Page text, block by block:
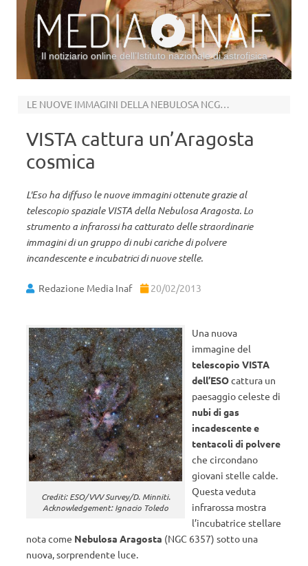
Il notiziario online dell’Istituto nazionale di astrofisica
LE NUOVE IMMAGINI DELLA NEBULOSA NCG 6357
VISTA cattura un’Aragosta
cosmica
L'Eso ha diffuso le nuove immagini ottenute grazie al
telescopio spaziale VISTA della Nebulosa Aragosta. Lo
strumento a infrarossi ha catturato delle straordinarie
immagini di un gruppo di nubi cariche di polvere
incandescente e incubatrici di nuove stelle.
Redazione Media Inaf 20/02/2013
Crediti: ESO/VVV Survey/D. Minniti.
Acknowledgement: Ignacio Toledo
Una nuova
immagine del
telescopio VISTA
dell’ESOcattura un
paesaggio celeste di
nubi di gas
incadescente e
tentacoli di polvere
che circondano
giovani stelle calde.
Questa veduta
infrarossa mostra
l’incubatrice stellare
nota come Nebulosa Aragosta (NGC 6357) sotto una
nuova, sorprendente luce.